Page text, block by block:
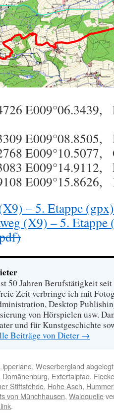
E009°06.3439,
E009°08.8505,
E009°10.5077,
E009°14.9112,
E009°15.8626,
– 5. Etappe (gpx)
(X9) – 5.
50 Jahren Berufstätigkeit
Zeit verbringe ich mit
Desktop
von Hörspielen usw.
und für Kunstgeschichte
Beiträge von Dieter →
, Weserbergland
Domänenburg, Extertalpfad,
Stiftsfehde, Hohe Asch,
von Münchhausen, Waldquelle
.